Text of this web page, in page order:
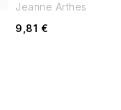
9,81 €
Jeanne Arthes